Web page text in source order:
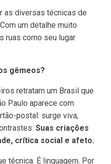
as diversas técnicas de
um detalhe muito
ruas como seu lugar
gêmeos?
retratam um Brasil que
Paulo aparece com
postal: surge viva,
Suas criações
crítica social e afeto.
técnica. É linguagem. Por